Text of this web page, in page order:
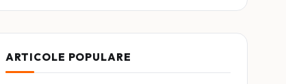
ARTICOLE POPULARE